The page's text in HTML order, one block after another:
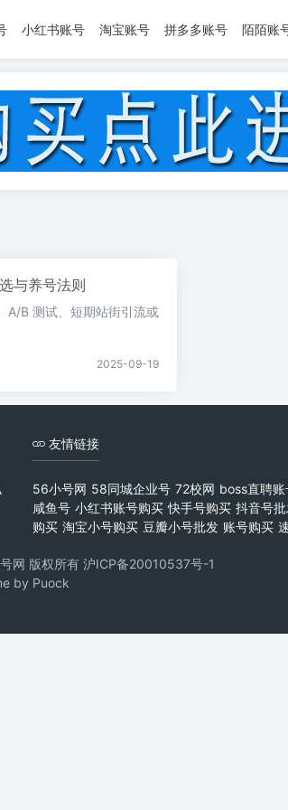
小红书账号 淘宝账号 拼多多账号 陌陌账
与养号法则
A/B 测试、短期站街引流或
2025-09-19
友情链接
56小号网 58同城企业号 72校网 boss直聘
咸鱼号 小红书账号购买 快手号购买 抖音号
购买 淘宝小号购买 豆瓣小号批发 账号购买
网 版权所有 沪ICP备20010537号-1
by Puock